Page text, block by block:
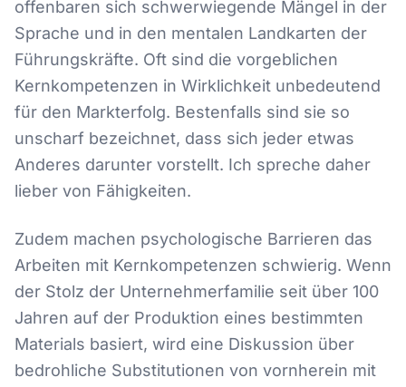
offenbaren sich schwerwiegende Mängel in der
Sprache und in den mentalen Landkarten der
Führungskräfte. Oft sind die vorgeblichen
Kernkompetenzen in Wirklichkeit unbedeutend
für den Markterfolg. Bestenfalls sind sie so
unscharf bezeichnet, dass sich jeder etwas
Anderes darunter vorstellt. Ich spreche daher
lieber von Fähigkeiten.
Zudem machen psychologische Barrieren das
Arbeiten mit Kernkompetenzen schwierig. Wenn
der Stolz der Unternehmerfamilie seit über 100
Jahren auf der Produktion eines bestimmten
Materials basiert, wird eine Diskussion über
bedrohliche Substitutionen von vornherein mit